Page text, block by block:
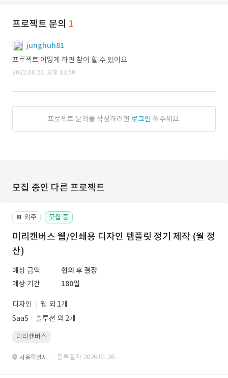
프로젝트 문의 1
junghuh81
프로젝트 어떻게 하면 참여 할 수 있어요
2022.08.20. 오후 13:50
프로젝트 문의를 작성하려면 로그인 해주세요.
모집 중인 다른 프로젝트
📔 외주 모집 중
미리캔버스 웹/인쇄용 디자인 템플릿 정기 제작 (월 정
산)
예상 금액
협의 후 결정
예상 기간
180일
디자인
웹 외 1개
SaaSㆍ솔루션 외 2개
미리캔버스
서울특별시 · 등록일자 2026.01.26.